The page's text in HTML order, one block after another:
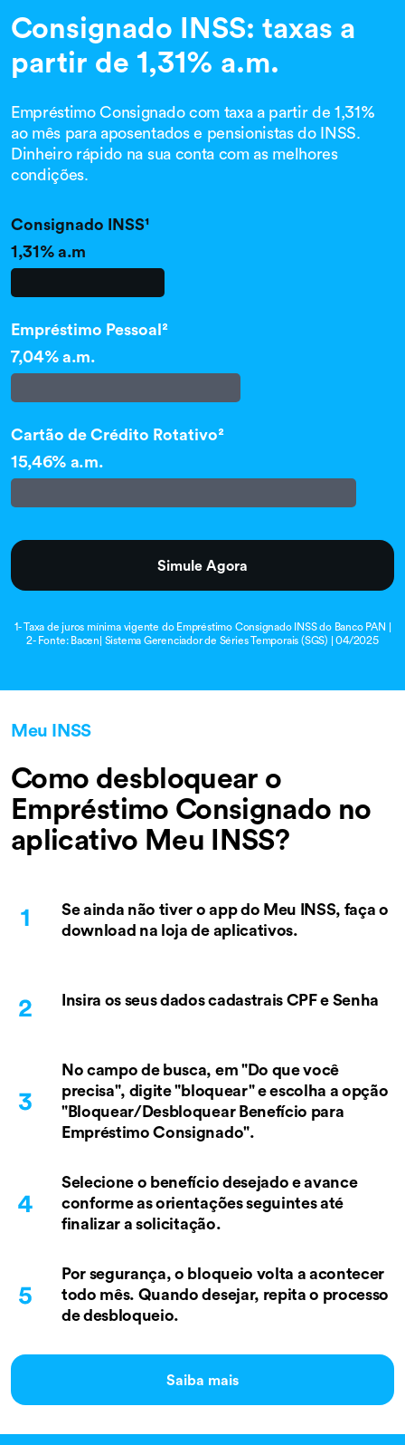
Consignado INSS: taxas a
partir de 1,31% a.m.
Empréstimo Consignado com taxa a partir de 1,31%
ao mês para aposentados e pensionistas do INSS.
Dinheiro rápido na sua conta com as melhores
condições.
Consignado INSS¹
1,31% a.m
Empréstimo Pessoal²
7,04% a.m.
Cartão de Crédito Rotativo²
15,46% a.m.
Simule Agora
1- Taxa de juros mínima vigente do Empréstimo Consignado INSS do Banco PAN |
2- Fonte: Bacen| Sistema Gerenciador de Séries Temporais (SGS) | 04/2025
Meu INSS
Como desbloquear o
Empréstimo Consignado no
aplicativo Meu INSS?
Se ainda não tiver o app do Meu INSS, faça o
download na loja de aplicativos.
Insira os seus dados cadastrais CPF e Senha
No campo de busca, em "Do que você
precisa", digite "bloquear" e escolha a opção
"Bloquear/Desbloquear Benefício para
Empréstimo Consignado".
Selecione o benefício desejado e avance
conforme as orientações seguintes até
finalizar a solicitação.
Por segurança, o bloqueio volta a acontecer
todo mês. Quando desejar, repita o processo
de desbloqueio.
Saiba mais